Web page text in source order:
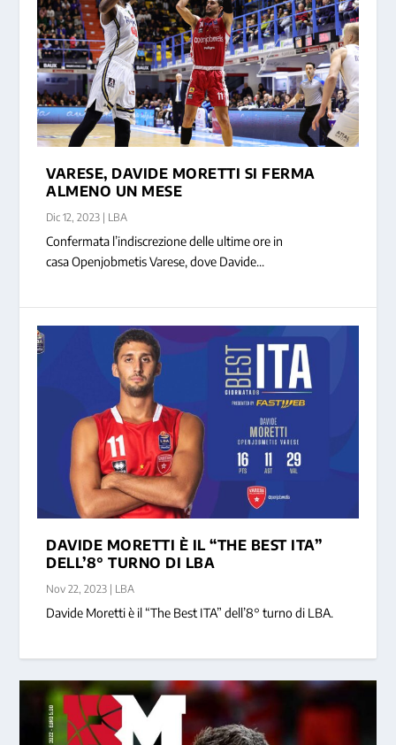
VARESE, DAVIDE MORETTI SI FERMA
ALMENO UN MESE
Dic 12, 2023 | LBA
Confermata l’indiscrezione delle ultime ore in
casa Openjobmetis Varese, dove Davide...
DAVIDE MORETTI È IL “THE BEST ITA”
DELL’8° TURNO DI LBA
Nov 22, 2023 | LBA
Davide Moretti è il “The Best ITA” dell’8° turno di LBA.